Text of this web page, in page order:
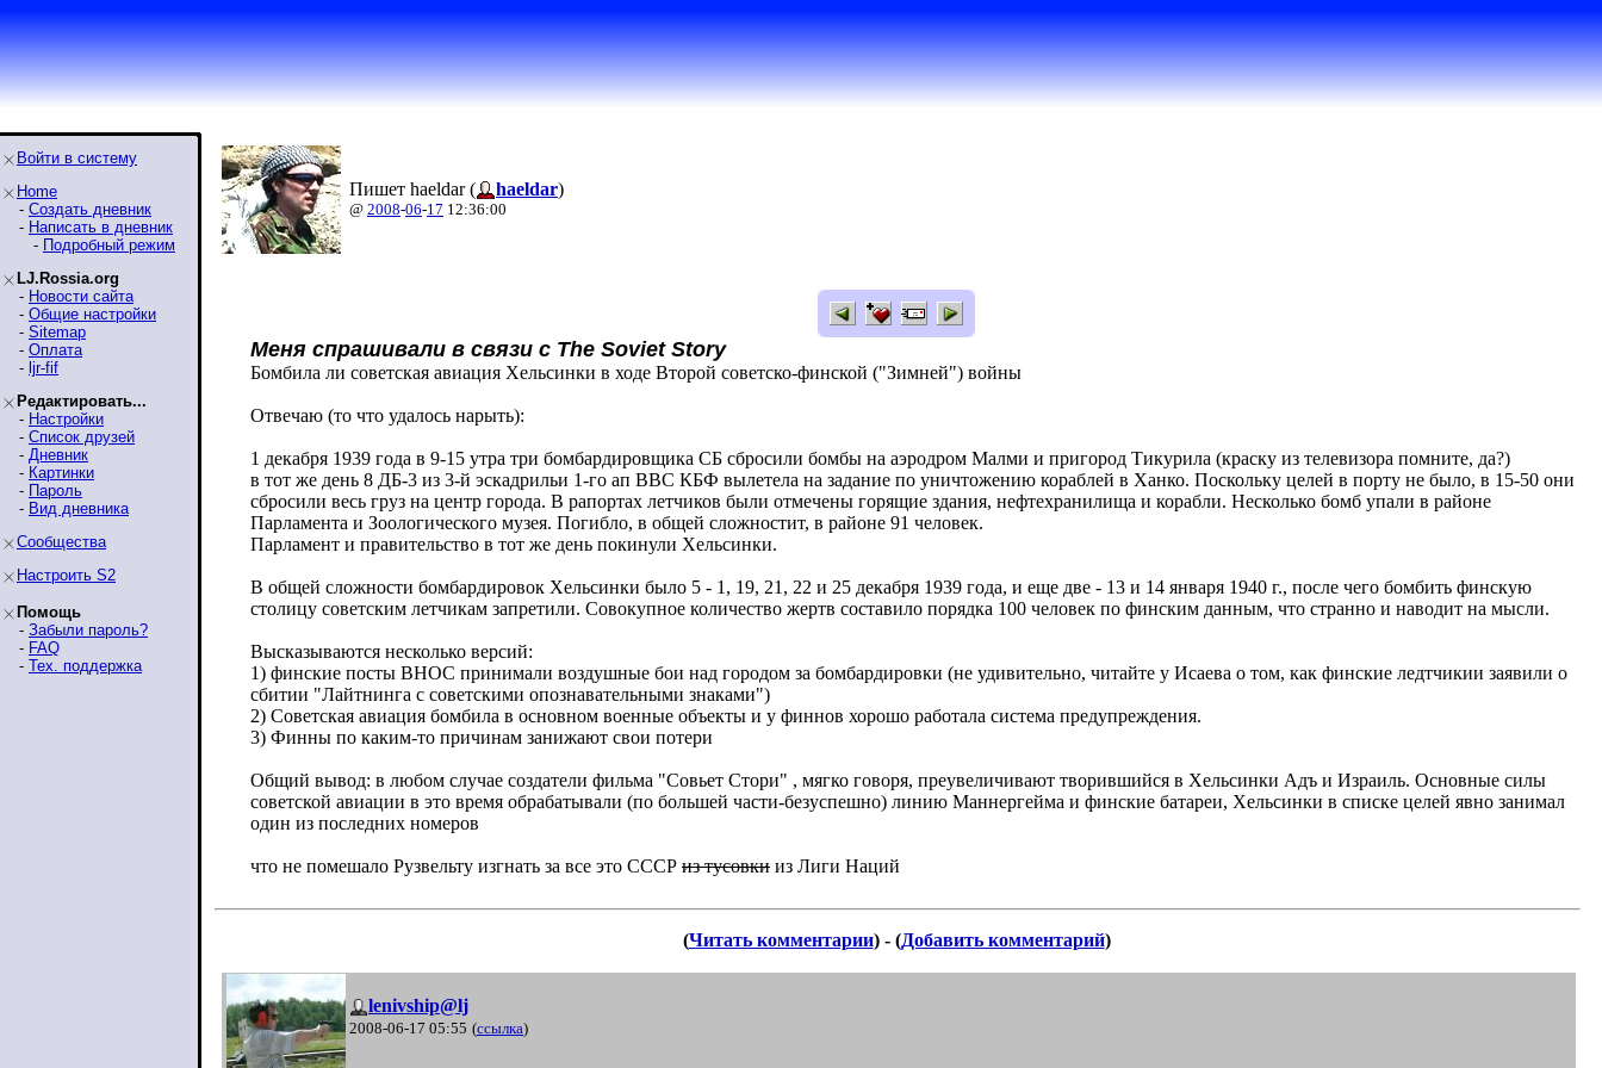
Войти в систему
Home
- Создать дневник
- Написать в дневник
- Подробный режим
LJ.Rossia.org
- Новости сайта
- Общие настройки
- Sitemap
- Оплата
- ljr-fif
Редактировать...
- Настройки
- Список друзей
- Дневник
- Картинки
- Пароль
- Вид дневника
Сообщества
Настроить S2
Помощь
- Забыли пароль?
- FAQ
- Тех. поддержка
Пишет haeldar ( haeldar)
@ 2008-06-17 12:36:00
Меня спрашивали в связи с The Soviet Story
Бомбила ли советская авиация Хельсинки в ходе Второй советско-финской ("Зимней") войны
Отвечаю (то что удалось нарыть):
1 декабря 1939 года в 9-15 утра три бомбардировщика СБ сбросили бомбы на аэродром Малми и пригород Тикурила (краску из телевизора помните, да?)
в тот же день 8 ДБ-3 из 3-й эскадрильи 1-го ап ВВС КБФ вылетела на задание по уничтожению кораблей в Ханко. Поскольку целей в порту не было, в 15-50 они
сбросили весь груз на центр города. В рапортах летчиков были отмечены горящие здания, нефтехранилища и корабли. Несколько бомб упали в районе
Парламента и Зоологического музея. Погибло, в общей сложностит, в районе 91 человек.
Парламент и правительство в тот же день покинули Хельсинки.
В общей сложности бомбардировок Хельсинки было 5 - 1, 19, 21, 22 и 25 декабря 1939 года, и еще две - 13 и 14 января 1940 г., после чего бомбить финскую
столицу советским летчикам запретили. Совокупное количество жертв составило порядка 100 человек по финским данным, что странно и наводит на мысли.
Высказываются несколько версий:
1) финские посты ВНОС принимали воздушные бои над городом за бомбардировки (не удивительно, читайте у Исаева о том, как финские ледтчикии заявили о
сбитии "Лайтнинга с советскими опознавательными знаками")
2) Советская авиация бомбила в основном военные объекты и у финнов хорошо работала система предупреждения.
3) Финны по каким-то причинам занижают свои потери
Общий вывод: в любом случае создатели фильма "Совьет Стори" , мягко говоря, преувеличивают творившийся в Хельсинки Адъ и Израиль. Основные силы
советской авиации в это время обрабатывали (по большей части-безуспешно) линию Маннергейма и финские батареи, Хельсинки в списке целей явно занимал
один из последних номеров
что не помешало Рузвельту изгнать за все это СССР из тусовки из Лиги Наций
(Читать комментарии) - (Добавить комментарий)
lenivship@lj
2008-06-17 05:55 (ссылка)